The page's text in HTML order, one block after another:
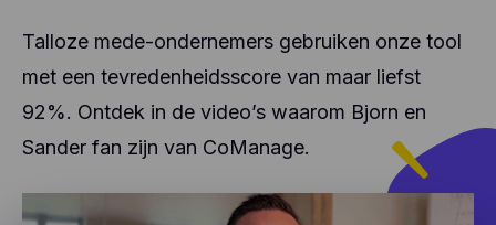
Talloze mede-ondernemers gebruiken onze tool
met een tevredenheidsscore van maar liefst
92%. Ontdek in de video’s waarom Bjorn en
Sander fan zijn van CoManage.